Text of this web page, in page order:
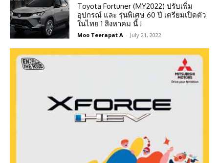
Toyota Fortuner (MY2022) ปรับเพิ่ม
อุปกรณ์ และ รุ่นพิเศษ 60 ปี เตรียมเปิดตัว
ในไทย 1 สิงหาคม นี้ !
Moo Teerapat A - July 21, 2022